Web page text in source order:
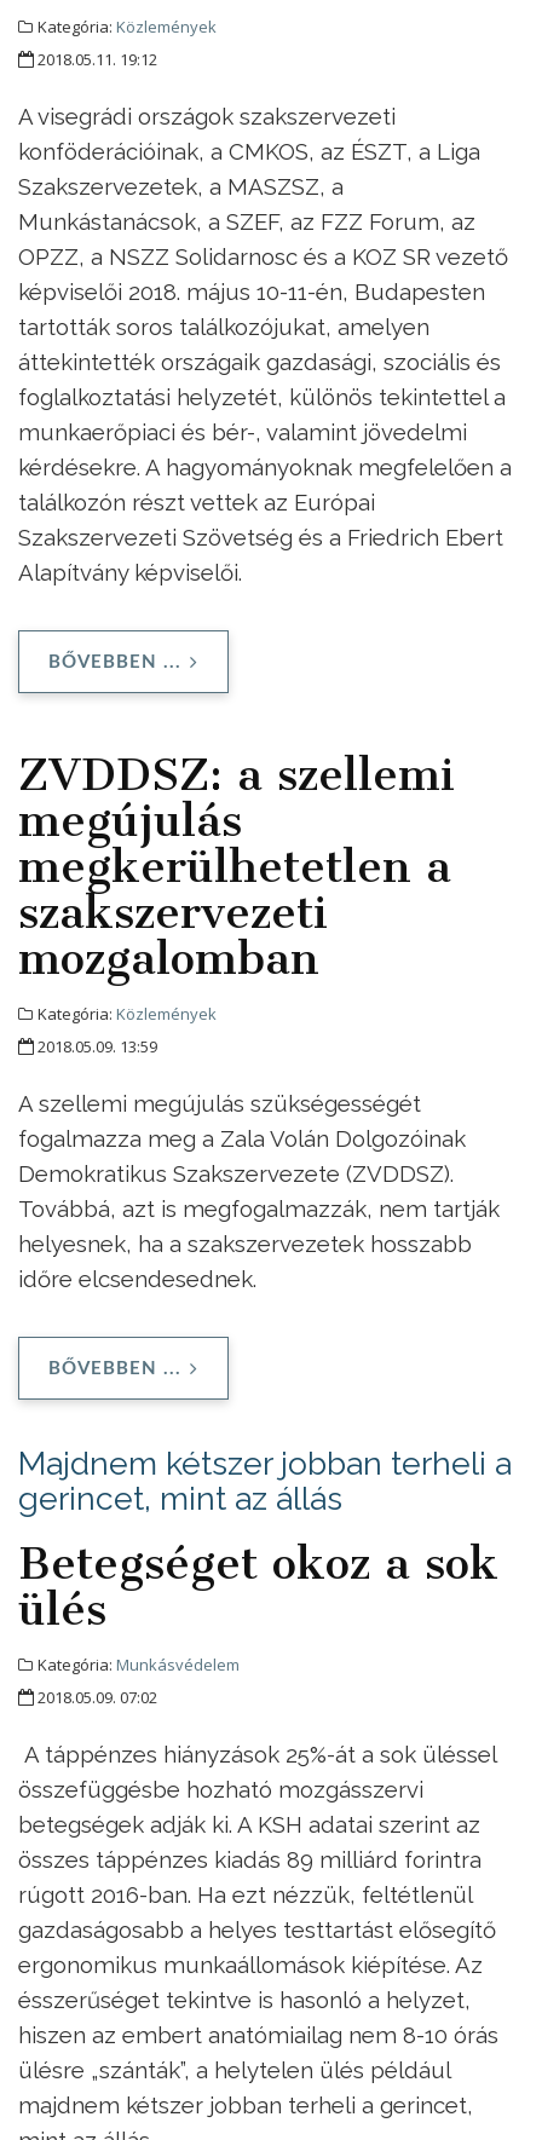
Kategória: Közlemények
2018.05.11. 19:12
A visegrádi országok szakszervezeti
konföderációinak, a CMKOS, az ÉSZT, a Liga
Szakszervezetek, a MASZSZ, a
Munkástanácsok, a SZEF, az FZZ Forum, az
OPZZ, a NSZZ Solidarnosc és a KOZ SR vezető
képviselői 2018. május 10-11-én, Budapesten
tartották soros találkozójukat, amelyen
áttekintették országaik gazdasági, szociális és
foglalkoztatási helyzetét, különös tekintettel a
munkaerőpiaci és bér-, valamint jövedelmi
kérdésekre. A hagyományoknak megfelelően a
találkozón részt vettek az Európai
Szakszervezeti Szövetség és a Friedrich Ebert
Alapítvány képviselői.
BŐVEBBEN ...
ZVDDSZ: a szellemi
megújulás
megkerülhetetlen a
szakszervezeti
mozgalomban
Kategória: Közlemények
2018.05.09. 13:59
A szellemi megújulás szükségességét
fogalmazza meg a Zala Volán Dolgozóinak
Demokratikus Szakszervezete (ZVDDSZ).
Továbbá, azt is megfogalmazzák, nem tartják
helyesnek, ha a szakszervezetek hosszabb
időre elcsendesednek.
BŐVEBBEN ...
Majdnem kétszer jobban terheli a
gerincet, mint az állás
Betegséget okoz a sok
ülés
Kategória: Munkásvédelem
2018.05.09. 07:02
A táppénzes hiányzások 25%-át a sok üléssel
összefüggésbe hozható mozgásszervi
betegségek adják ki. A KSH adatai szerint az
összes táppénzes kiadás 89 milliárd forintra
rúgott 2016-ban. Ha ezt nézzük, feltétlenül
gazdaságosabb a helyes testtartást elősegítő
ergonomikus munkaállomások kiépítése. Az
ésszerűséget tekintve is hasonló a helyzet,
hiszen az embert anatómiailag nem 8-10 órás
ülésre „szánták”, a helytelen ülés például
majdnem kétszer jobban terheli a gerincet,